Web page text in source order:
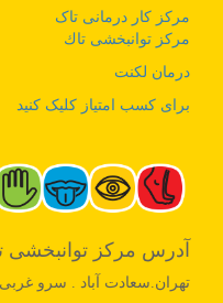
مرکز کار درمانی تاک
مرکز توانبخشی تاك
درمان لکنت
برای کسب امتیاز کلیک کنید
آدرس مرکز توانبخشی
تهران.سعادت آباد . سرو غربی .